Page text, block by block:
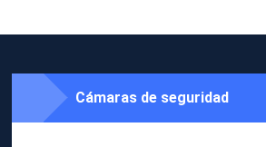
Cámaras de seguridad